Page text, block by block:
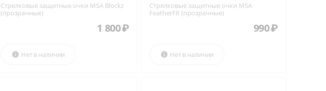
Стрелковые защитные очки MSA Blockz
(прозрачные)
1 800₽
Нет в наличии

Стрелковые защитные очки MSA
FeatherFit (прозрачные)
990₽
Нет в наличии
